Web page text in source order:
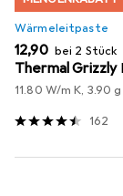
Wärmeleitpaste
EUR
12,90 bei 2 Stück
Thermal Grizzly
11.80 W/m K, 3.90 g
162